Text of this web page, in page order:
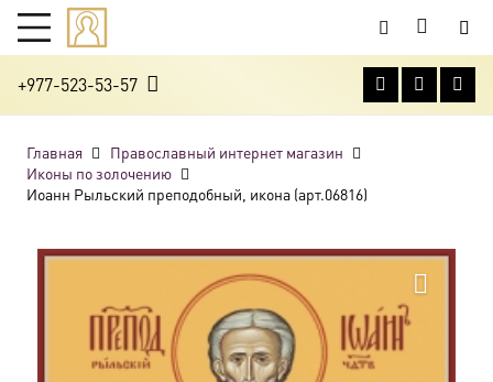
+977-523-53-57
Главная
Православный интернет магазин
Иконы по золочению
Иоанн Рыльский преподобный, икона (арт.06816)